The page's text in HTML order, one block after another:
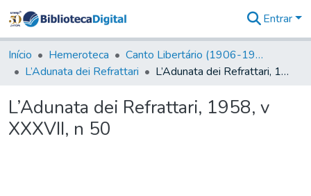
&
Coleções
Tudo na
Digital
Entrar
Início Hemeroteca
Canto Libertário (1906-1995)
L’Adunata dei Refrattari
L’Adunata dei Refrattari, 1958, v XXXVII, n 50
L’Adunata dei Refrattari, 1958, v
XXXVII, n 50